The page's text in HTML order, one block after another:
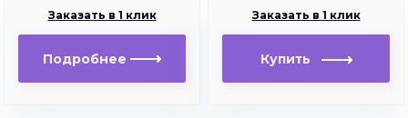
Заказать в 1 клик
Подробнее
Заказать в 1 клик